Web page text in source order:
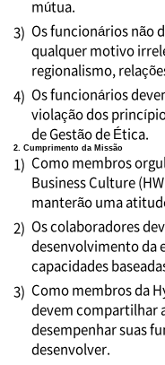
mútua.
3) Os funcionários não
qualquer motivo
regionalismo,
4) Os funcionários
violação dos
de Gestão de Ética.
2. Cumprimento da Missão
1) Como membros
Business Culture
manterão uma
2) Os colaboradores
desenvolvimento da
capacidades
3) Como membros da
devem compartilhar
desempenhar suas
desenvolver.